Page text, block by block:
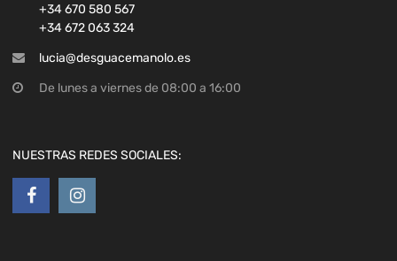
+34 670 580 567
+34 672 063 324
lucia@desguacemanolo.es
De lunes a viernes de 08:00 a 16:00
NUESTRAS REDES SOCIALES: